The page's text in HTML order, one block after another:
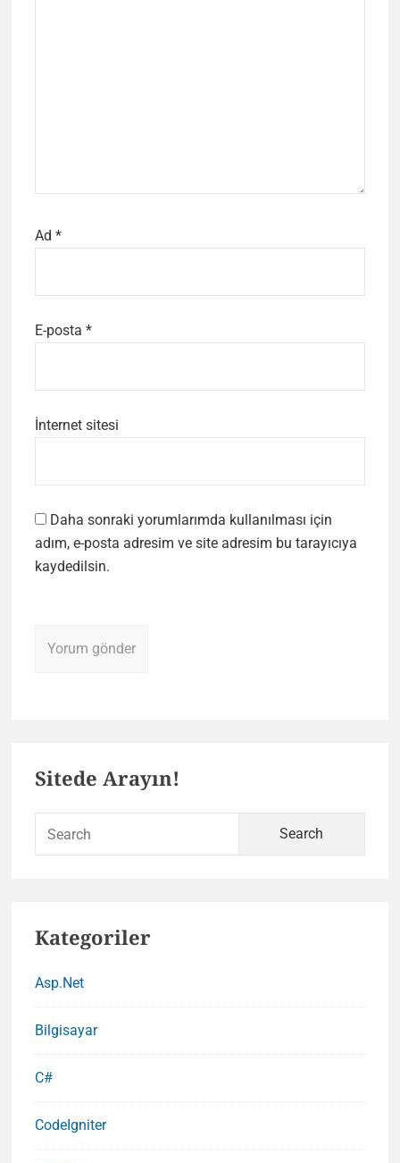
Ad *
E-posta *
İnternet sitesi
Daha sonraki yorumlarımda kullanılması için
adım, e-posta adresim ve site adresim bu tarayıcıya
kaydedilsin.
Sitede Arayın!
Kategoriler
Asp.Net
Bilgisayar
C#
CodeIgniter